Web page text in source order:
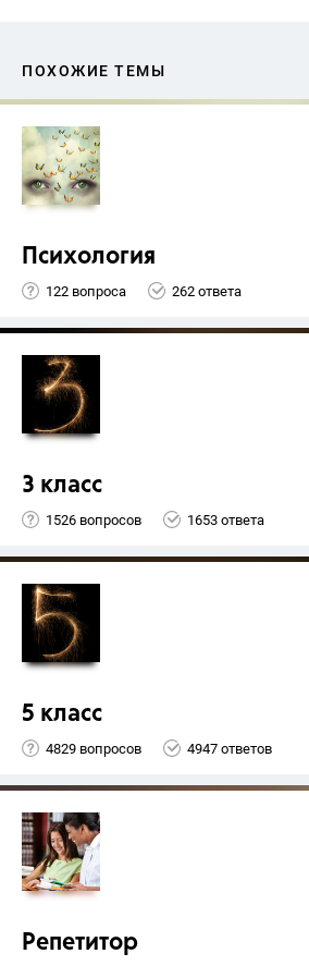
ПОХОЖИЕ ТЕМЫ
Психология
122 вопроса 262 ответа
3 класс
1526 вопросов 1653 ответа
5 класс
4829 вопросов 4947 ответов
Репетитор